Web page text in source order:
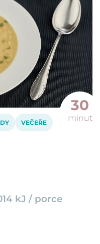
VEČEŘE
kJ / porce
30
minut